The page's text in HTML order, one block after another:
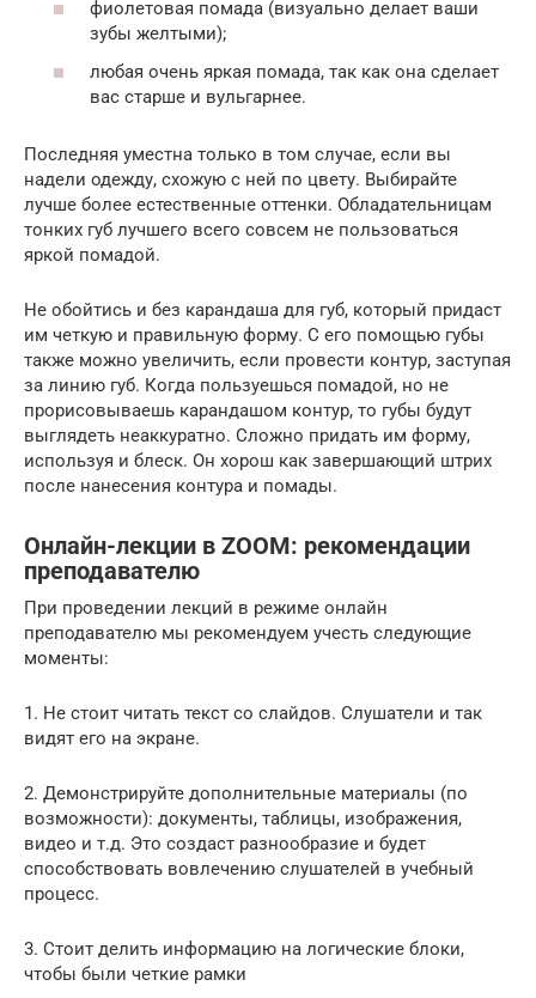
фиолетовая помада (визуально делает ваши
зубы желтыми);
любая очень яркая помада, так как она сделает
вас старше и вульгарнее.
Последняя уместна только в том случае, если вы
надели одежду, схожую с ней по цвету. Выбирайте
лучше более естественные оттенки. Обладательницам
тонких губ лучшего всего совсем не пользоваться
яркой помадой.
Не обойтись и без карандаша для губ, который придаст
им четкую и правильную форму. С его помощью губы
также можно увеличить, если провести контур, заступая
за линию губ. Когда пользуешься помадой, но не
прорисовываешь карандашом контур, то губы будут
выглядеть неаккуратно. Сложно придать им форму,
используя и блеск. Он хорош как завершающий штрих
после нанесения контура и помады.
Онлайн-лекции в ZOOM: рекомендации
преподавателю
При проведении лекций в режиме онлайн
преподавателю мы рекомендуем учесть следующие
моменты:
1. Не стоит читать текст со слайдов. Слушатели и так
видят его на экране.
2. Демонстрируйте дополнительные материалы (по
возможности): документы, таблицы, изображения,
видео и т.д. Это создаст разнообразие и будет
способствовать вовлечению слушателей в учебный
процесс.
3. Стоит делить информацию на логические блоки,
чтобы были четкие рамки